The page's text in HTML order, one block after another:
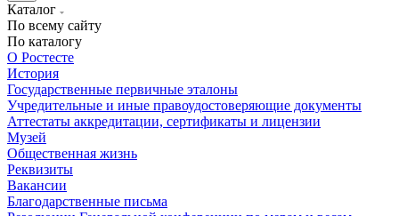
Каталог
По всему сайту
По каталогу
О Ростесте
История
Государственные первичные эталоны
Учредительные и иные правоудостоверяющие документы
Аттестаты аккредитации, сертификаты и лицензии
Музей
Общественная жизнь
Реквизиты
Вакансии
Благодарственные письма